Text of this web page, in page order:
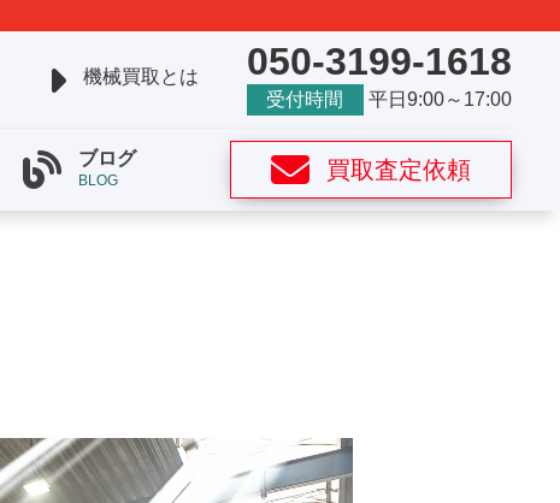
機械買取とは 050-3199-1618
受付時間 平日9:00～17:00
ブログ
BLOG 買取査定依頼